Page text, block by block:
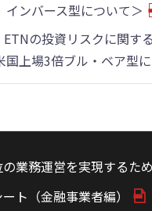
インバース型について＞
ETNの投資リスクに関す
国上場3倍ブル・ベア型
業務運営を実現するた
ト（金融事業者編）